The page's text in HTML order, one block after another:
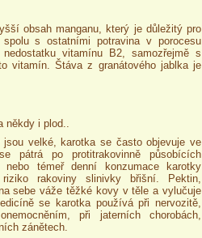
obsah manganu, který je důležitý pro
s ostatními potravina v porocesu
vitamínu B2, samozřejmě s
vitamín. Štáva z granátového jablka je
někdy i plod..
velké, karotka se často objevuje ve
pátrá po protitrakovinně působících
nebo témeř denní konzumace karotky
riziko rakoviny slinivky břišní. Pektin,
sebe váže těžké kovy v těle a vylučuje
se karotka používá při nervozitě,
při jaterních chorobách,
zánětech.